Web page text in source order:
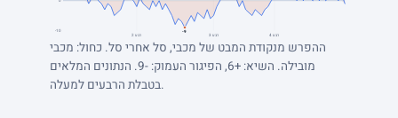
-10 -9
רבע 2 רבע 3 רבע 4
ההפרש מנקודת המבט של מכבי, סל אחרי סל. כחול: מכבי
מובילה. השיא: +6, הפיגור העמוק: -9. הנתונים המלאים
בטבלת הרבעים למעלה.